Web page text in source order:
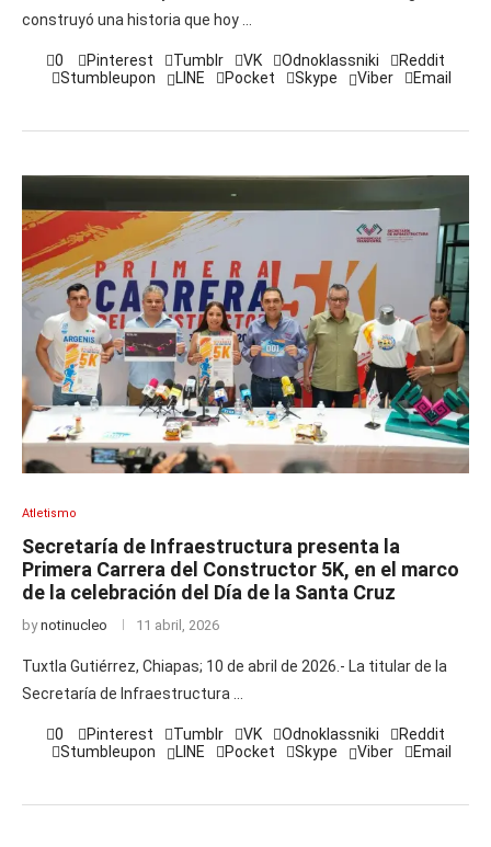
construyó una historia que hoy …
0 Pinterest Tumblr VK Odnoklassniki
Reddit
Stumbleupon
LINE Pocket Skype Viber Email
Atletismo
Secretaría de Infraestructura presenta la
Primera Carrera del Constructor 5K, en el marco
de la celebración del Día de la Santa Cruz
bynotinucleo 11 abril, 2026
Tuxtla Gutiérrez, Chiapas; 10 de abril de 2026.- La titular de la
Secretaría de Infraestructura …
0 Pinterest Tumblr VK Odnoklassniki
Reddit
Stumbleupon
LINE Pocket Skype Viber Email